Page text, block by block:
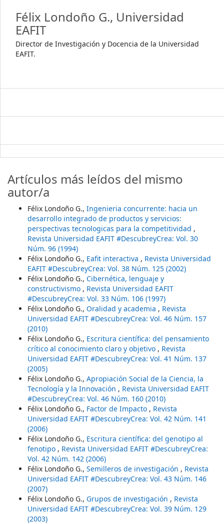
Félix Londoño G., Universidad
EAFIT
Director de Investigación y Docencia de la Universidad
EAFIT.
Artículos más leídos del mismo
autor/a
Félix Londoño G., Ingenieria concurrente: hacia un
desarrollo integrado de productos y servicios:
perspectivas tecnologicas para la competitividad ,
Revista Universidad EAFIT #DescubreyCrea: Vol. 30
Núm. 96 (1994)
Félix Londoño G., Eafit interactiva , Revista Universidad
EAFIT #DescubreyCrea: Vol. 38 Núm. 125 (2002)
Félix Londoño G., Cibernética, lenguaje y
constructivismo , Revista Universidad EAFIT
#DescubreyCrea: Vol. 33 Núm. 106 (1997)
Félix Londoño G., Oralidad y academia , Revista
Universidad EAFIT #DescubreyCrea: Vol. 46 Núm. 157
(2010)
Félix Londoño G., Escritura científica: del pensamiento
crítico al conocimiento claro y objetivo , Revista
Universidad EAFIT #DescubreyCrea: Vol. 41 Núm. 137
(2005)
Félix Londoño G., Apropiación Social de la Ciencia, la
Tecnología y la Innovación , Revista Universidad EAFIT
#DescubreyCrea: Vol. 46 Núm. 160 (2010)
Félix Londoño G., Factor de Impacto , Revista
Universidad EAFIT #DescubreyCrea: Vol. 42 Núm. 141
(2006)
Félix Londoño G., Escritura científica: del genotipo al
fenotipo , Revista Universidad EAFIT #DescubreyCrea:
Vol. 42 Núm. 142 (2006)
Félix Londoño G., Semilleros de investigación , Revista
Universidad EAFIT #DescubreyCrea: Vol. 43 Núm. 146
(2007)
Félix Londoño G., Grupos de investigación , Revista
Universidad EAFIT #DescubreyCrea: Vol. 39 Núm. 129
(2003)